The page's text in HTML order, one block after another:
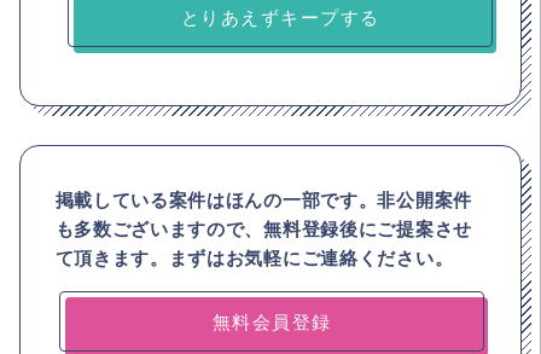
とりあえずキープする
掲載している案件はほんの一部です。非公開案件
も多数ございますので、無料登録後にご提案させ
て頂きます。まずはお気軽にご連絡ください。
無料会員登録